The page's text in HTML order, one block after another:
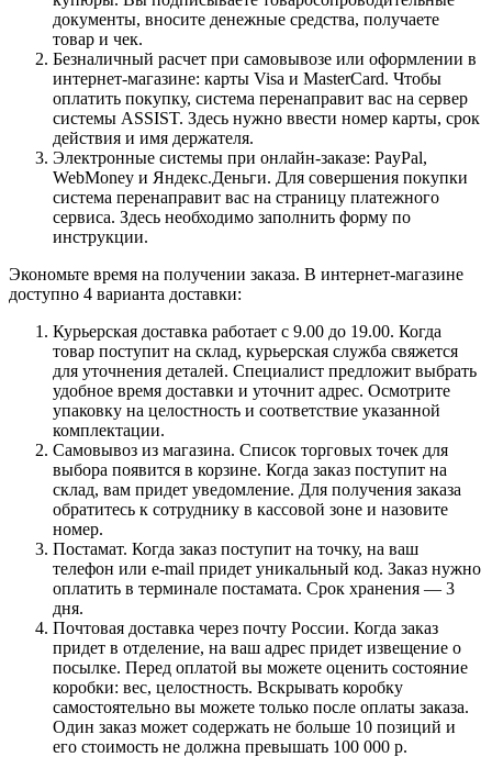
документы, вносите денежные средства, получаете
товар и чек.
Безналичный расчет при самовывозе или оформлении в
интернет-магазине: карты Visa и MasterCard. Чтобы
оплатить покупку, система перенаправит вас на сервер
системы ASSIST. Здесь нужно ввести номер карты, срок
действия и имя держателя.
Электронные системы при онлайн-заказе: PayPal,
WebMoney и Яндекс.Деньги. Для совершения покупки
система перенаправит вас на страницу платежного
сервиса. Здесь необходимо заполнить форму по
инструкции.
Экономьте время на получении заказа. В интернет-магазине
доступно 4 варианта доставки:
Курьерская доставка работает с 9.00 до 19.00. Когда
товар поступит на склад, курьерская служба свяжется
для уточнения деталей. Специалист предложит выбрать
удобное время доставки и уточнит адрес. Осмотрите
упаковку на целостность и соответствие указанной
комплектации.
Самовывоз из магазина. Список торговых точек для
выбора появится в корзине. Когда заказ поступит на
склад, вам придет уведомление. Для получения заказа
обратитесь к сотруднику в кассовой зоне и назовите
номер.
Постамат. Когда заказ поступит на точку, на ваш
телефон или e-mail придет уникальный код. Заказ нужно
оплатить в терминале постамата. Срок хранения — 3
дня.
Почтовая доставка через почту России. Когда заказ
придет в отделение, на ваш адрес придет извещение о
посылке. Перед оплатой вы можете оценить состояние
коробки: вес, целостность. Вскрывать коробку
самостоятельно вы можете только после оплаты заказа.
Один заказ может содержать не больше 10 позиций и
его стоимость не должна превышать 100 000 р.